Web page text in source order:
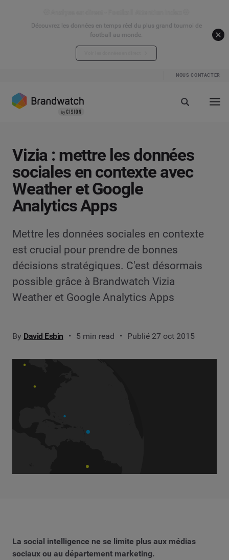
Découvrez les données en temps réel du plus grand tournoi de
football au monde.
NOUS CONTACTER
Vizia : mettre les données
sociales en contexte avec
Weather et Google
Analytics Apps
Mettre les données sociales en contexte
est crucial pour prendre de bonnes
décisions stratégiques. C'est désormais
possible grâce à Brandwatch Vizia
Weather et Google Analytics Apps
By David Esbin 5 min read Publié 27 oct 2015
La social intelligence ne se limite plus aux médias
sociaux ou au département marketing.